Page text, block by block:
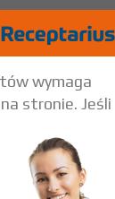
Lz
wymaga
stronie. Jeśli